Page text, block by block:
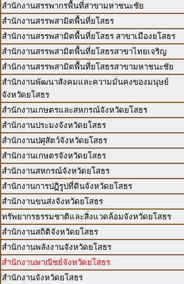
สำนักงานสรรพากรพื้นที่สาขามหาชนะชัย
สำนักงานสรรพสามิตพื้นที่ยโสธร
สำนักงานสรรพสามิตพื้นที่ยโสธร สาขาเมืองยโสธร
สำนักงานสรรพสามิตพื้นที่ยโสธรสาขาไทยเจริญ
สำนักงานสรรพสามิตพื้นที่ยโสธรสาขามหาชนะชัย
สำนักงานพัฒนาสังคมและความมั่นคงของมนุษย์
จังหวัดยโสธร
สำนักงานเกษตรและสหกรณ์จังหวัดยโสธร
สำนักงานประมงจังหวัดยโสธร
สำนักงานปศุสัตว์จังหวัดยโสธร
สำนักงานเกษตรจังหวัดยโสธร
สำนักงานสหกรณ์จังหวัดยโสธร
สำนักงานการปฏิรูปที่ดินจังหวัดยโสธร
สำนักงานขนส่งจังหวัดยโสธร
ทรัพยากรธรรมชาติและสิ่งแวดล้อมจังหวัดยโสธร
สำนักงานสถิติจังหวัดยโสธร
สำนักงานพลังงานจังหวัดยโสธร
สำนักงานพาณิชย์จังหวัดยโสธร
สำนักงานจังหวัดยโสธร